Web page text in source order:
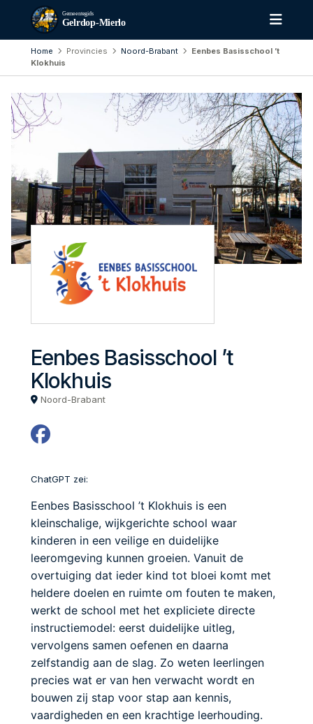
Gemeentegids
Gelrdop-Mierlo
Home Provincies Noord-Brabant
Eenbes Basisschool ’t
Klokhuis
Eenbes Basisschool ’t
Klokhuis
Noord-Brabant
ChatGPT zei:
Eenbes Basisschool ’t Klokhuis is een
kleinschalige, wijkgerichte school waar
kinderen in een veilige en duidelijke
leeromgeving kunnen groeien. Vanuit de
overtuiging dat ieder kind tot bloei komt met
heldere doelen en ruimte om fouten te maken,
werkt de school met het expliciete directe
instructiemodel: eerst duidelijke uitleg,
vervolgens samen oefenen en daarna
zelfstandig aan de slag. Zo weten leerlingen
precies wat er van hen verwacht wordt en
bouwen zij stap voor stap aan kennis,
vaardigheden en een krachtige leerhouding.